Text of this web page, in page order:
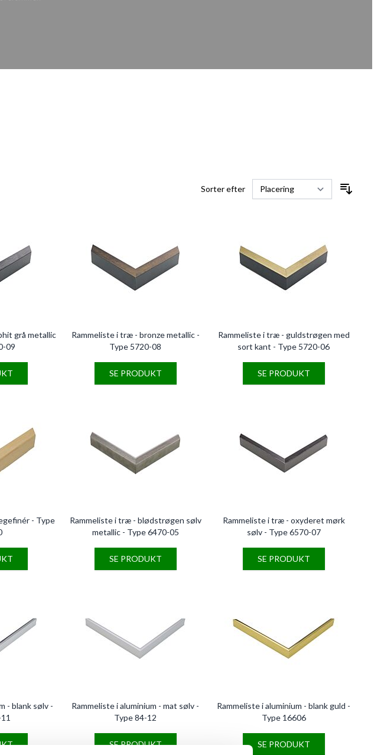
Sorter efter
grå metallic
09
Rammeliste i træ - bronze metallic -
Type 5720-08
SE PRODUKT
Rammeliste i træ - guldstrøgen med
sort kant - Type 5720-06
SE PRODUKT
- Type
Rammeliste i træ - blødstrøgen sølv
metallic - Type 6470-05
SE PRODUKT
Rammeliste i træ - oxyderet mørk
sølv - Type 6570-07
SE PRODUKT
- blank sølv -
Rammeliste i aluminium - mat sølv -
Type 84-12
SE PRODUKT
Rammeliste i aluminium - blank guld -
Type 16606
SE PRODUKT